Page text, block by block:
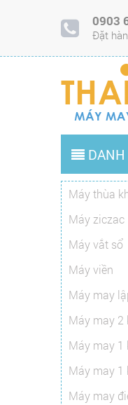
0903
Đặt
Máy thùa
Máy ziczac
Máy vắt sổ
Máy viền
Máy may
Máy may 2
Máy may 1
Máy may 1
Máy may